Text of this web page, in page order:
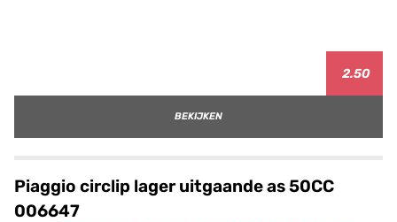
2.50
BEKIJKEN
Piaggio circlip lager uitgaande as 50CC
006647